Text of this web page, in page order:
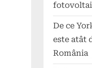
De ce
este atât
România